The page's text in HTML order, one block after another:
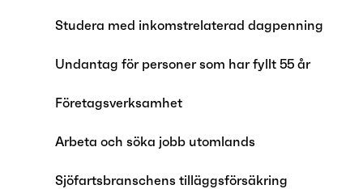
Studera med inkomstrelaterad dagpenning
Undantag för personer som har fyllt 55 år
Företagsverksamhet
Arbeta och söka jobb utomlands
Sjöfartsbranschens tilläggsförsäkring